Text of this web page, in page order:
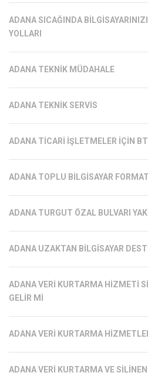
ADANA SICAĞINDA
YOLLARI
ADANA TEKNIK MÜDAHALE
ADANA TEKNIK SERVIS
ADANA TICARI İŞLETMELER İÇIN
ADANA TOPLU BILGISAYAR
ADANA TURGUT ÖZAL BULVARI
ADANA UZAKTAN BILGISAYAR
ADANA VERI KURTARMA HIZMETI
GELIR MI
ADANA VERI KURTARMA
ADANA VERI KURTARMA VE